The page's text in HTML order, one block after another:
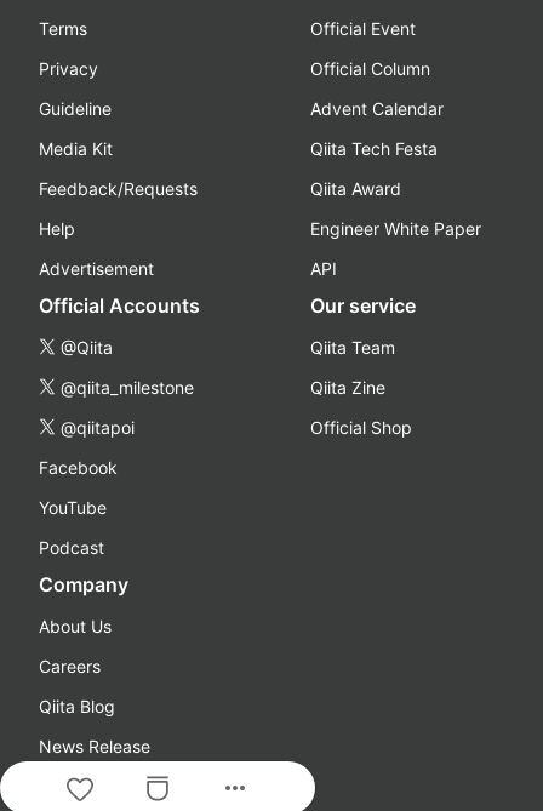
more_horiz
Terms
Privacy
Guideline
Media Kit
Feedback/Requests
Help
Advertisement
Official Event
Official Column
Advent Calendar
Qiita Tech Festa
Qiita Award
Engineer White Paper
API
Official Accounts
@Qiita
@qiita_milestone
@qiitapoi
Facebook
YouTube
Podcast
Our service
Qiita Team
Qiita Zine
Official Shop
Company
About Us
Careers
Qiita Blog
News Release